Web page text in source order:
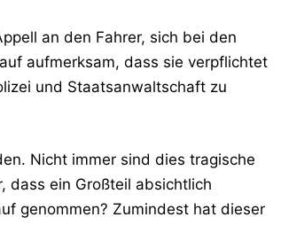
an den Fahrer, sich bei den
aufmerksam, dass sie verpflichtet
und Staatsanwaltschaft zu
Nicht immer sind dies tragische
dass ein Großteil absichtlich
genommen? Zumindest hat dieser